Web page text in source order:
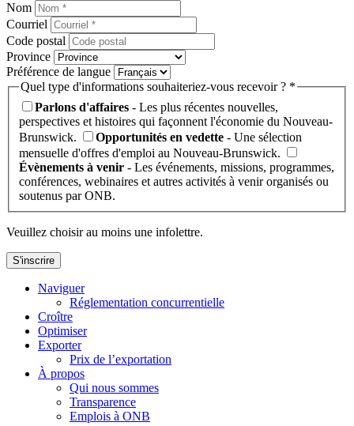
Nom
Courriel
Code postal
Province
Préférence de langue
Quel type d'informations souhaiteriez-vous recevoir ? *
Parlons d'affaires - Les plus récentes nouvelles,
perspectives et histoires qui façonnent l'économie du Nouveau-
Brunswick.
Opportunités en vedette - Une sélection
mensuelle d'offres d'emploi au Nouveau-Brunswick.
Évènements à venir - Les événements, missions, programmes,
conférences, webinaires et autres activités à venir organisés ou
soutenus par ONB.
Veuillez choisir au moins une infolettre.
S'inscrire
Naviguer
Réglementation concurrentielle
Croître
Optimiser
Exporter
Prix de l’exportation
À propos
Qui nous sommes
Transparence
Emplois à ONB